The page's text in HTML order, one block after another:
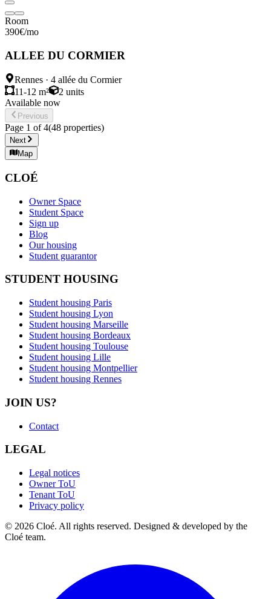
Room
390€/mo
ALLEE DU CORMIER
Rennes · 4 allée du Cormier
11-12 m²
2 units
Available now
Previous
Page 1 of 4(48 properties)
Next
Map
CLOÉ
Owner Space
Student Space
Sign up
Blog
Our housing
Student guarantor
STUDENT HOUSING
Student housing Paris
Student housing Lyon
Student housing Marseille
Student housing Bordeaux
Student housing Toulouse
Student housing Lille
Student housing Montpellier
Student housing Rennes
JOIN US?
Contact
LEGAL
Legal notices
Owner ToU
Tenant ToU
Privacy policy
© 2026 Cloé. All rights reserved. Designed & developed by the
Cloé team.